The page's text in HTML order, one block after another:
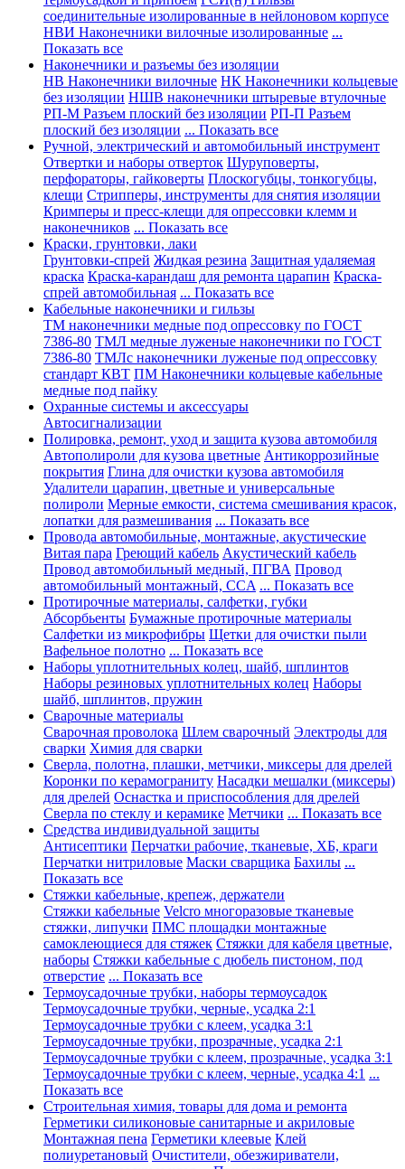
соединительные изолированные в нейлоновом корпусе
НВИ Наконечники вилочные изолированные ...
Показать все
Наконечники и разъемы без изоляции
НВ Наконечники вилочные НК Наконечники кольцевые
без изоляции НШВ наконечники штыревые втулочные
РП-М Разъем плоский без изоляции РП-П Разъем
плоский без изоляции ... Показать все
Ручной, электрический и автомобильный инструмент
Отвертки и наборы отверток Шуруповерты,
перфораторы, гайковерты Плоскогубцы, тонкогубцы,
клещи Стрипперы, инструменты для снятия изоляции
Кримперы и пресс-клещи для опрессовки клемм и
наконечников ... Показать все
Краски, грунтовки, лаки
Грунтовки-спрей Жидкая резина Защитная удаляемая
краска Краска-карандаш для ремонта царапин Краска-
спрей автомобильная ... Показать все
Кабельные наконечники и гильзы
ТМ наконечники медные под опрессовку по ГОСТ
7386-80 ТМЛ медные луженые наконечники по ГОСТ
7386-80 ТМЛс наконечники луженые под опрессовку
стандарт КВТ ПМ Наконечники кольцевые кабельные
медные под пайку
Охранные системы и аксессуары
Автосигнализации
Полировка, ремонт, уход и защита кузова автомобиля
Автополироли для кузова цветные Антикоррозийные
покрытия Глина для очистки кузова автомобиля
Удалители царапин, цветные и универсальные
полироли Мерные емкости, система смешивания красок,
лопатки для размешивания ... Показать все
Провода автомобильные, монтажные, акустические
Витая пара Греющий кабель Акустический кабель
Провод автомобильный медный, ПГВА Провод
автомобильный монтажный, CCA ... Показать все
Протирочные материалы, салфетки, губки
Абсорбьенты Бумажные протирочные материалы
Салфетки из микрофибры Щетки для очистки пыли
Вафельное полотно ... Показать все
Наборы уплотнительных колец, шайб, шплинтов
Наборы резиновых уплотнительных колец Наборы
шайб, шплинтов, пружин
Сварочные материалы
Сварочная проволока Шлем сварочный Электроды для
сварки Химия для сварки
Сверла, полотна, плашки, метчики, миксеры для дрелей
Коронки по керамограниту Насадки мешалки (миксеры)
для дрелей Оснастка и приспособления для дрелей
Сверла по стеклу и керамике Метчики ... Показать все
Средства индивидуальной защиты
Антисептики Перчатки рабочие, тканевые, ХБ, краги
Перчатки нитриловые Маски сварщика Бахилы ...
Показать все
Стяжки кабельные, крепеж, держатели
Стяжки кабельные Velcro многоразовые тканевые
стяжки, липучки ПМС площадки монтажные
самоклеющиеся для стяжек Стяжки для кабеля цветные,
наборы Стяжки кабельные с дюбель пистоном, под
отверстие ... Показать все
Термоусадочные трубки, наборы термоусадок
Термоусадочные трубки, черные, усадка 2:1
Термоусадочные трубки с клеем, усадка 3:1
Термоусадочные трубки, прозрачные, усадка 2:1
Термоусадочные трубки с клеем, прозрачные, усадка 3:1
Термоусадочные трубки с клеем, черные, усадка 4:1 ...
Показать все
Строительная химия, товары для дома и ремонта
Герметики силиконовые санитарные и акриловые
Монтажная пена Герметики клеевые Клей
полиуретановый Очистители, обезжириватели,